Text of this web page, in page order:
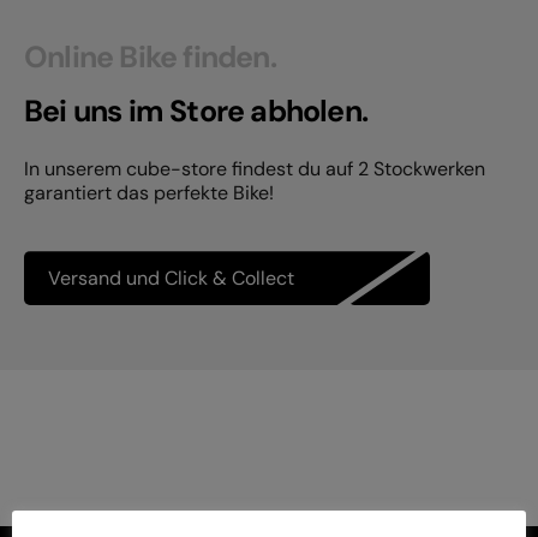
Online Bike finden.
Bei uns im Store abholen.
In unserem cube-store findest du auf 2 Stockwerken
garantiert das perfekte Bike!
Versand und Click & Collect